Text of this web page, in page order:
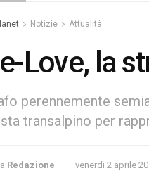
Notizie Attualità
Love, la
perennemente
transalpino per
Redazione venerdì 2 aprile